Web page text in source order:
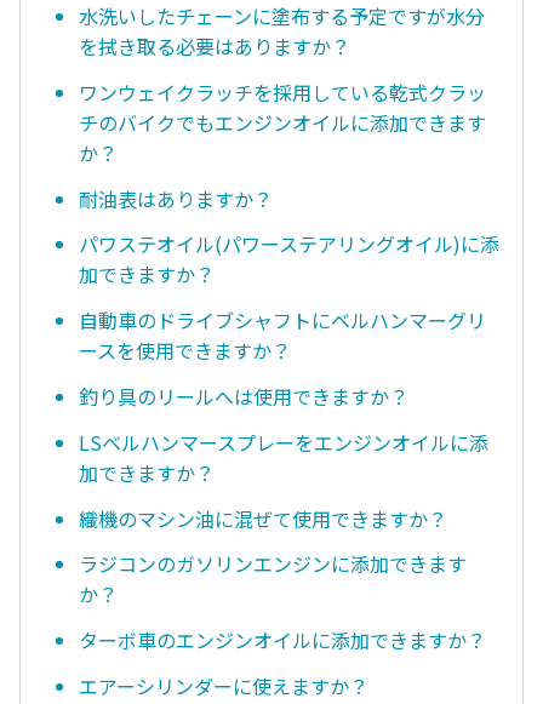
水洗いしたチェーンに塗布する予定ですが水分
を拭き取る必要はありますか？
ワンウェイクラッチを採用している乾式クラッ
チのバイクでもエンジンオイルに添加できます
か？
耐油表はありますか？
パワステオイル(パワーステアリングオイル)に添
加できますか？
自動車のドライブシャフトにベルハンマーグリ
ースを使用できますか？
釣り具のリールへは使用できますか？
LSベルハンマースプレーをエンジンオイルに添
加できますか？
織機のマシン油に混ぜて使用できますか？
ラジコンのガソリンエンジンに添加できます
か？
ターボ車のエンジンオイルに添加できますか？
エアーシリンダーに使えますか？